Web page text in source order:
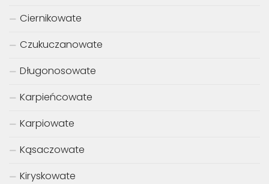
Ciernikowate
Czukuczanowate
Długonosowate
Karpieńcowate
Karpiowate
Kąsaczowate
Kiryskowate